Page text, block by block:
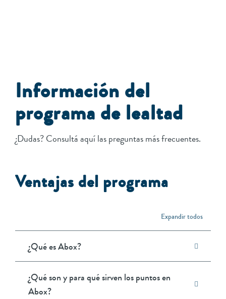
Información del
programa de lealtad
¿Dudas? Consultá aquí las preguntas más frecuentes.
Ventajas del programa
Expandir todos
¿Qué es Abox?
¿Qué son y para qué sirven los puntos en
Abox?